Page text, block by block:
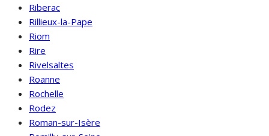
Riberac
Rillieux-la-Pape
Riom
Rire
Rivelsaltes
Roanne
Rochelle
Rodez
Roman-sur-Isère